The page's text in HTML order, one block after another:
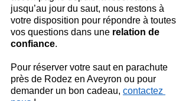
jusqu’au jour du saut, nous restons à
votre disposition pour répondre à toutes
vos questions dans une relation de
confiance.
Pour réserver votre saut en parachute
près de Rodez en Aveyron ou pour
demander un bon cadeau, contactez